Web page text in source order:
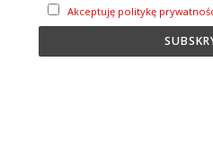
Akceptuję politykę